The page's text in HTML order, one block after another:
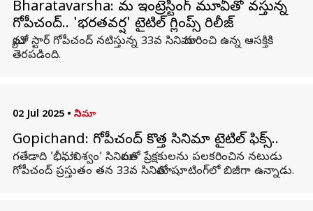
Bharatavarsha: మరో ఇంట్రెస్టింగ్ మూవీతో వస్తున్న
గోపీచంద్.. 'భరతవర్ష' టైటిల్ గ్లింప్స్‌ రిలీజ్
మ్యాచో స్టార్ గోపీచంద్ నటిస్తున్న 33వ సినిమా గురించి ఉన్న ఆసక్తికి
తెరపడింది.
02 Jul 2025 • సినిమా
Gopichand: గోపీచంద్ కొత్త సినిమా టైటిల్ ఫిక్స్..
గతేడాది 'భీమా', 'విశ్వం' సినిమాలతో ప్రేక్షకులను పలకరించిన నటుడు
గోపీచంద్ ప్రస్తుతం తన 33వ సినిమాతో షూటింగ్‌లో బిజీగా ఉన్నాడు.